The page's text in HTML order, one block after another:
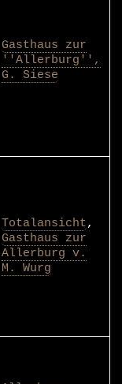
Gasthaus zur
''Allerburg'',
G. Siese
Totalansicht,
Gasthaus zur
Allerburg v.
M. Wurg